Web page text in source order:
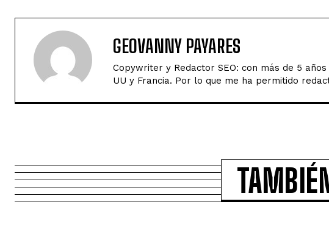
GEOVANNY PAYARES
Copywriter y Redactor SEO: con más de 5
UU y Francia. Por lo que me ha permitido